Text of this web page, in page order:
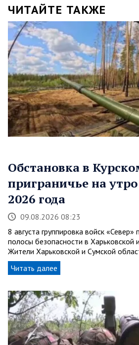
ЧИТАЙТЕ ТАКЖЕ
Обстановка в
приграничье на утро
2026 года
09.08.2026 08:23
8 августа группировка войск
полосы безопасности в Харьковской
Жители Харьковской и Сумской
Читать далее